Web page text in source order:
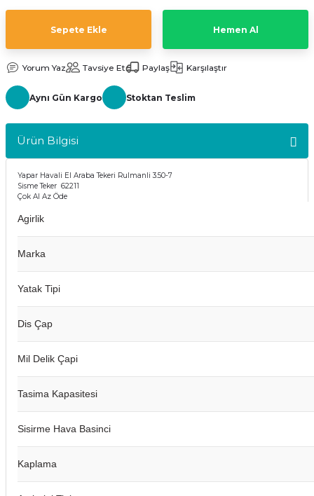
Sepete Ekle Hemen Al
Yorum Yaz Tavsiye Et Paylaş Karşılaştır
Aynı Gün Kargo Stoktan Teslim
Ürün Bilgisi
Yapar Havali El Araba Tekeri Rulmanli 3.50-7
Sisme Teker 62211
Çok Al Az Öde
Agirlik
Marka
Yatak Tipi
Dis Çap
Mil Delik Çapi
Tasima Kapasitesi
Sisirme Hava Basinci
Kaplama